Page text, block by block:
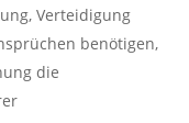
Verteidigung
benötigen,
die